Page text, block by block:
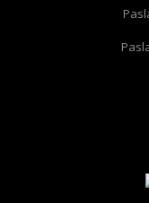
düz radyatör
köşe radyatör